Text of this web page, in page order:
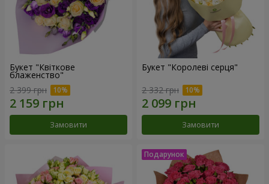
Букет "Квіткове
блаженство"
2 399 грн
Замовити
Букет "Королеві серця"
2 332 грн
Замовити